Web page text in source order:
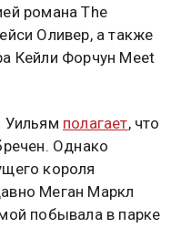
романа The
Оливер, а также
Кейли Форчун Meet
Уильям полагает, что
Однако
короля
Меган Маркл
побывала в парке